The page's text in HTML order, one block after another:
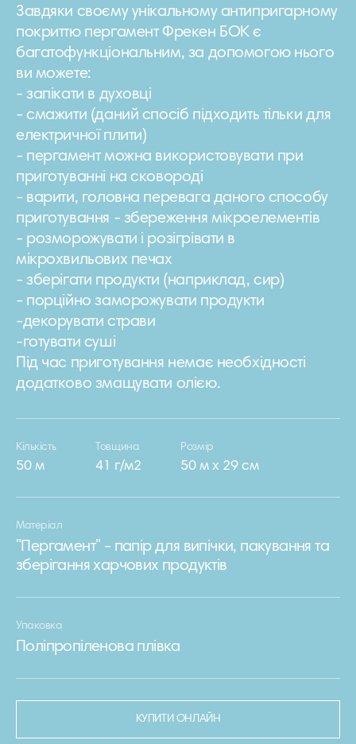
Завдяки своєму унікальному антипригарному
покриттю пергамент Фрекен БОК є
багатофункціональним, за допомогою нього
ви можете:
- запікати в духовці
- смажити (даний спосіб підходить тільки для
електричної плити)
- пергамент можна використовувати при
приготуванні на сковороді
- варити, головна перевага даного способу
приготування - збереження мікроелементів
- розморожувати і розігрівати в
мікрохвильових печах
- зберігати продукти (наприклад, сир)
- порційно заморожувати продукти
-декорувати страви
-готувати суші
Під час приготування немає необхідності
додатково змащувати олією.
Кількість
50 м
Товщина
41 г/м2
Розмір
50 м х 29 см
Матеріал
"Пергамент" - папір для випічки, пакування та
зберігання харчових продуктів
Упаковка
Поліпропіленова плівка
КУПИТИ ОНЛАЙН